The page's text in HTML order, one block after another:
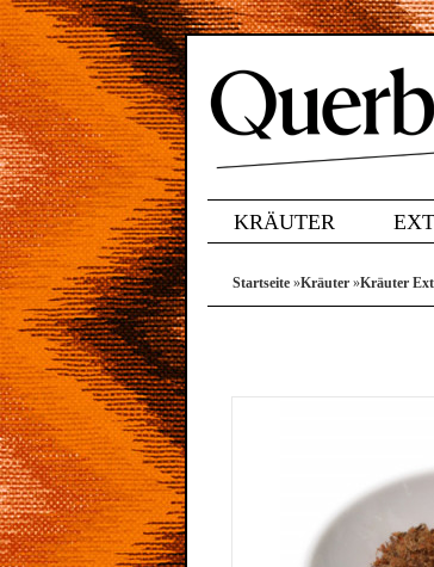
KRÄUTER
Startseite »Kräuter »Kräuter